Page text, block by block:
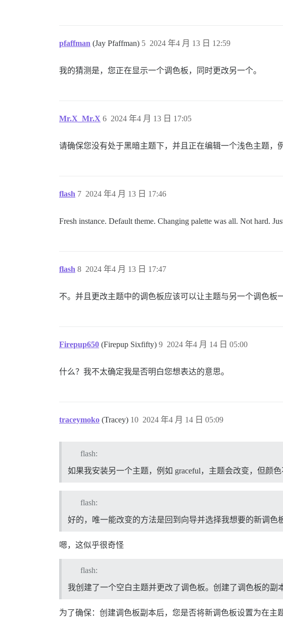
pfaffman (Jay Pfaffman) 2024 年4 月 13 日 12:59
5
我的猜测是，您正在显示一个调色板，同时更改另一个。
Mr.X_Mr.X 2024 年4 月 13 日 17:05
6
请确保您没有处于黑暗主题下，并且正在编辑一个浅色主题，
flash 2024 年4 月 13 日 17:46
7
Fresh instance. Default theme. Changing palette was all. Not hard.
flash 2024 年4 月 13 日 17:47
8
不。并且更改主题中的调色板应该可以让主题与另一个调色板
Firepup650 (Firepup Sixfifty) 2024 年4 月 14 日 05:00
9
什么？我不太确定我是否明白您想表达的意思。
traceymoko (Tracey) 2024 年4 月 14 日 05:09
10
flash:
如果我安装另一个主题，例如 graceful，主题会改变，但颜
flash:
好的，唯一能改变的方法是回到向导并选择我想要的新调色
嗯，这似乎很奇怪
flash:
我创建了一个空白主题并更改了调色板。创建了调色板的副
为了确保：创建调色板副本后，您是否将新调色板设置为在主